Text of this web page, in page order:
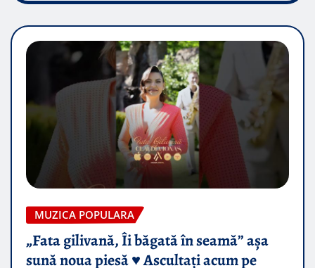
MUZICA POPULARA
„Fata gilivană, Îi băgată în seamă” așa
sună noua piesă ♥️ Ascultați acum pe